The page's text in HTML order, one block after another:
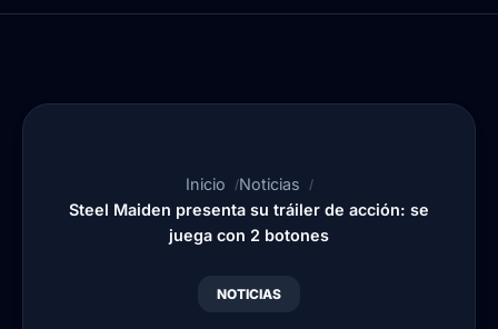
Inicio
Noticias
Steel Maiden presenta su tráiler de acción: se
juega con 2 botones
NOTICIAS